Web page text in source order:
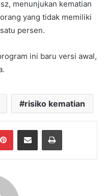
menunjukan kematian
yang tidak memiliki
persen.
ini baru versi awal,
risiko kematian
PinterestShare via Email Print